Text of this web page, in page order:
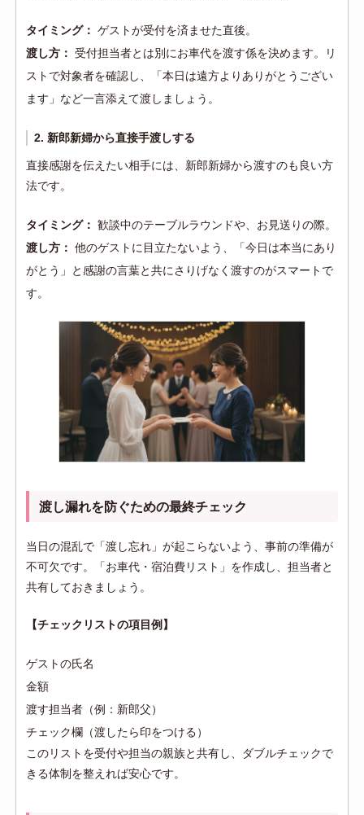
タイミング： ゲストが受付を済ませた直後。
渡し方： 受付担当者とは別にお車代を渡す係を決めます。リ
ストで対象者を確認し、「本日は遠方よりありがとうござい
ます」など一言添えて渡しましょう。
2. 新郎新婦から直接手渡しする
直接感謝を伝えたい相手には、新郎新婦から渡すのも良い方
法です。
タイミング： 歓談中のテーブルラウンドや、お見送りの際。
渡し方： 他のゲストに目立たないよう、「今日は本当にあり
がとう」と感謝の言葉と共にさりげなく渡すのがスマートで
す。
渡し漏れを防ぐための最終チェック
当日の混乱で「渡し忘れ」が起こらないよう、事前の準備が
不可欠です。「お車代・宿泊費リスト」を作成し、担当者と
共有しておきましょう。
【チェックリストの項目例】
ゲストの氏名
金額
渡す担当者（例：新郎父）
チェック欄（渡したら印をつける）
このリストを受付や担当の親族と共有し、ダブルチェックで
きる体制を整えれば安心です。